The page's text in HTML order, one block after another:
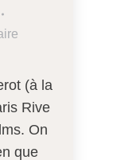
(à la
Rive
On
que